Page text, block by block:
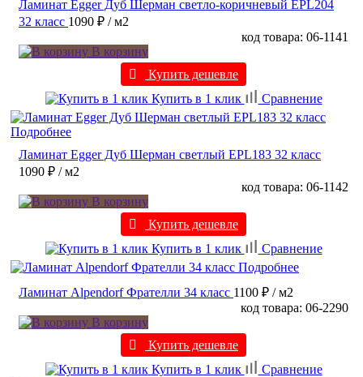
Ламинат Egger Дуб Шерман светло-коричневый EPL204
32 класс 1090 ₽ / м2
код товара: 06-1141
В корзину
Купить дешевле
Купить в 1 клик
Сравнение
Подробнее
Ламинат Egger Дуб Шерман светлый EPL183 32 класс
1090 ₽ / м2
код товара: 06-1142
В корзину
Купить дешевле
Купить в 1 клик
Сравнение
Подробнее
Ламинат Alpendorf Фрателли 34 класс 1100 ₽ / м2
код товара: 06-2290
В корзину
Купить дешевле
Купить в 1 клик
Сравнение